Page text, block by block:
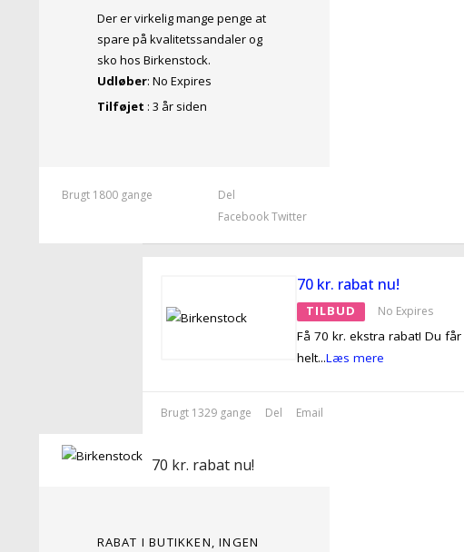
Der er virkelig mange penge at
spare på kvalitetssandaler og
sko hos Birkenstock.
Udløber: No Expires
Tilføjet : 3 år siden
Brugt 1800 gange
Del
FacebookTwitter
70 kr. rabat nu!
TILBUD No Expires
Få 70 kr. ekstra rabat! Du
helt...Læs mere
Brugt 1329 gange Del Email
70 kr. rabat nu!
RABAT I BUTIKKEN, INGEN